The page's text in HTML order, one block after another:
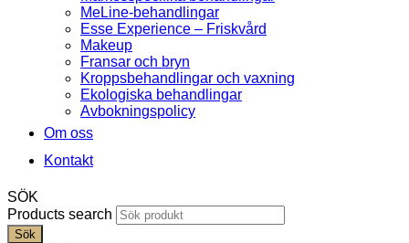
MeLine-behandlingar
Esse Experience – Friskvård
Makeup
Fransar och bryn
Kroppsbehandlingar och vaxning
Ekologiska behandlingar
Avbokningspolicy
Om oss
Kontakt
SÖK
Products search
Sök